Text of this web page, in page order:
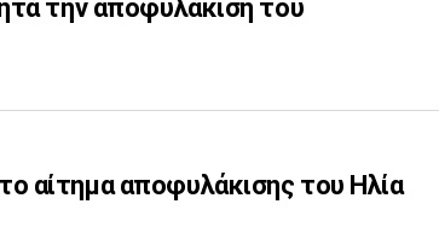
την αποφυλάκιση του
αίτημα αποφυλάκισης του Ηλία